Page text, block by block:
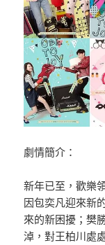
劇情簡介：
新年已至，歡樂
因包奕凡迎來新
來的新困擾；樊
淖，對王柏川處